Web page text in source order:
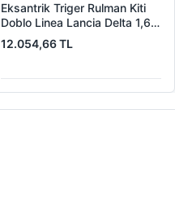
Eksantrik Triger Rulman Kiti
Doblo Linea Lancia Delta 1,6
Multijet 07> | OPAR
71754562 | OEM 71754562
12.054,66 TL